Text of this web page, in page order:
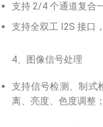
支持 2/4 个通道复合
支持全双工 I2S 接口
4、图像信号处理
支持信号检测、制式
离、亮度、色度调整